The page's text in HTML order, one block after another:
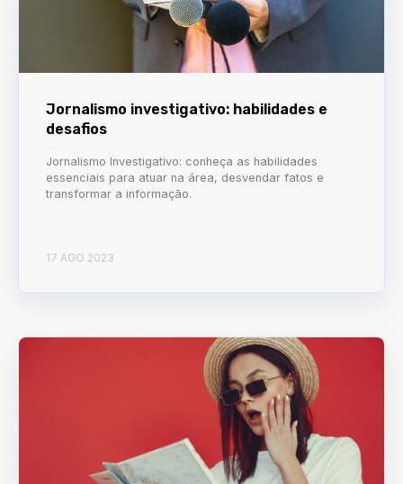
Jornalismo investigativo: habilidades e
desafios
Jornalismo Investigativo: conheça as habilidades
essenciais para atuar na área, desvendar fatos e
transformar a informação.
17 AGO 2023